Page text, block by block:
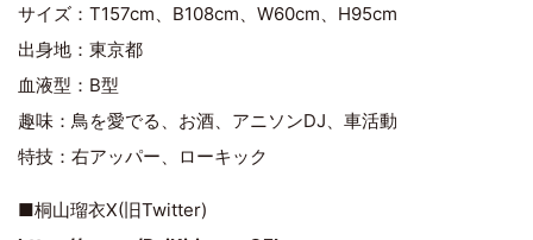
サイズ：T157cm、B108cm、W60cm、H95cm
出身地：東京都
血液型：B型
趣味：鳥を愛でる、お酒、アニソンDJ、車活動
特技：右アッパー、ローキック
■桐山瑠衣X(旧Twitter)